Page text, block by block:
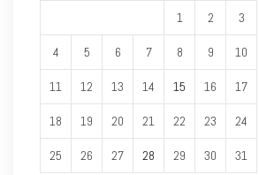
1 2 3
4 5 6 7 8 9 10
11 12 13 14 15 16 17
18 19 20 21 22 23 24
25 26 27 28 29 30 31